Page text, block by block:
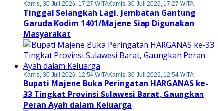
Kamis, 30 Juli 2026, 17:27 WITAKamis, 30 Juli 2026, 17:27 WITA
Tinggal Selangkah Lagi, Jembatan Gantung
Garuda Kodim 1401/Majene Siap Digunakan
Masyarakat
Kamis, 30 Juli 2026, 12:54 WITAKamis, 30 Juli 2026, 12:54 WITA
Bupati Majene Buka Peringatan HARGANAS ke-
33 Tingkat Provinsi Sulawesi Barat, Gaungkan
Peran Ayah dalam Keluarga